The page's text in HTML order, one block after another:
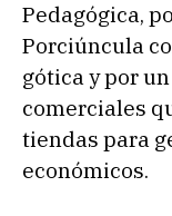
Pedagógica,
Porciúncula
gótica y por
comerciales
tiendas para
económicos.